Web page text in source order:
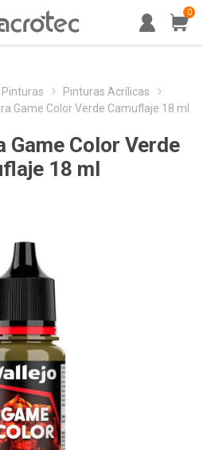
0
Pinturas
Pinturas Acrílicas
Game Color Verde Camuflaje 18 ml
Game Color Verde
18 ml